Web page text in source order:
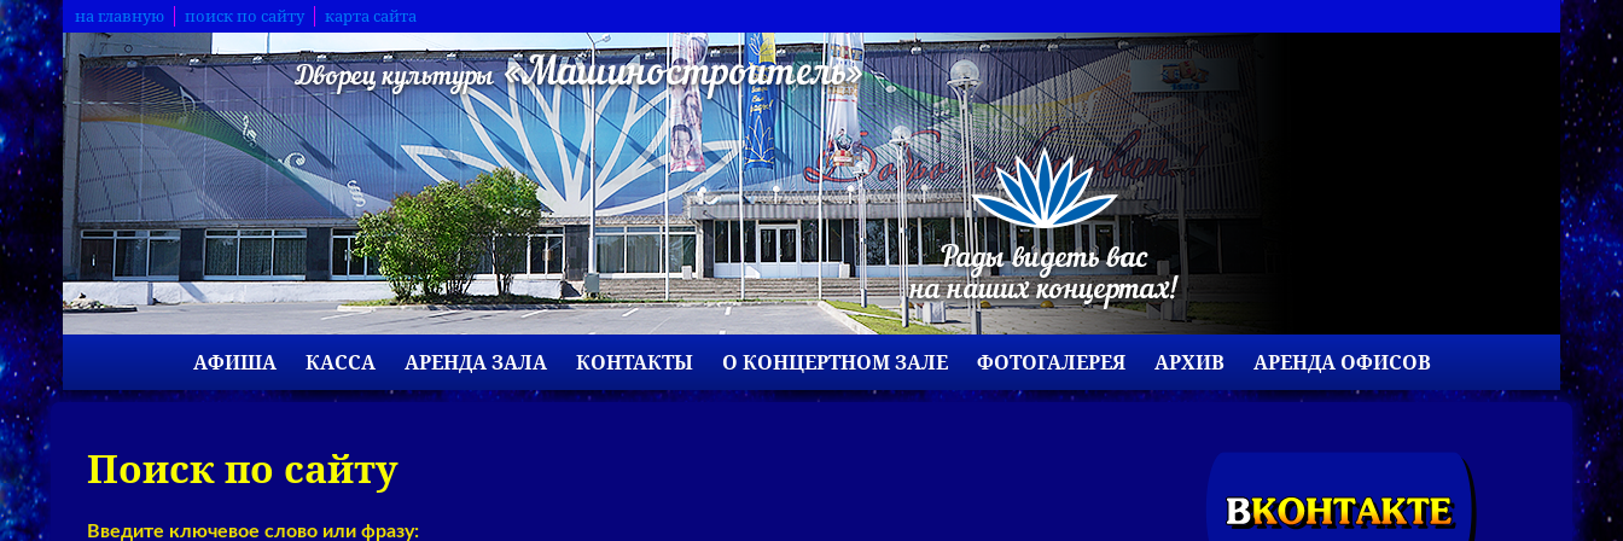
на главную поиск по сайту карта сайта
АФИША КАССА АРЕНДА ЗАЛА КОНТАКТЫ О КОНЦЕРТНОМ ЗАЛЕ ФОТОГАЛЕРЕЯ АРХИВ АРЕНДА ОФИСОВ
Поиск по сайту
Введите ключевое слово или фразу: